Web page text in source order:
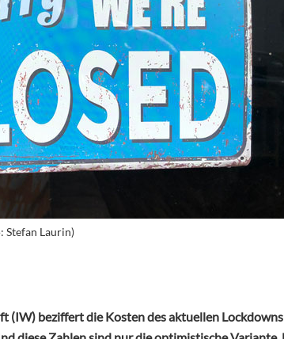
Stefan Laurin)
(IW) beziffert die Kosten des aktuellen